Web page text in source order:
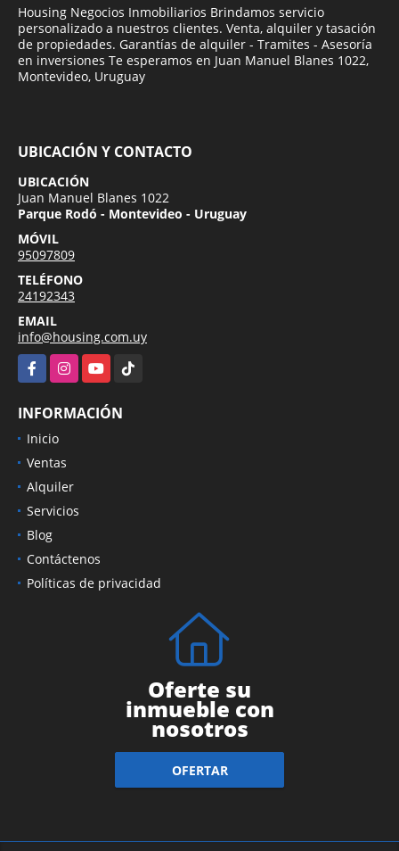
Housing Negocios Inmobiliarios Brindamos servicio
personalizado a nuestros clientes. Venta, alquiler y tasación
de propiedades. Garantías de alquiler - Tramites - Asesoría
en inversiones Te esperamos en Juan Manuel Blanes 1022,
Montevideo, Uruguay
UBICACIÓN Y CONTACTO
UBICACIÓN
Juan Manuel Blanes 1022
Parque Rodó - Montevideo - Uruguay
MÓVIL
95097809
TELÉFONO
24192343
EMAIL
info@housing.com.uy
FacebookInstagramYouTubeTikTok
INFORMACIÓN
Inicio
Ventas
Alquiler
Servicios
Blog
Contáctenos
Políticas de privacidad
Oferte su
inmueble con
nosotros
OFERTAR